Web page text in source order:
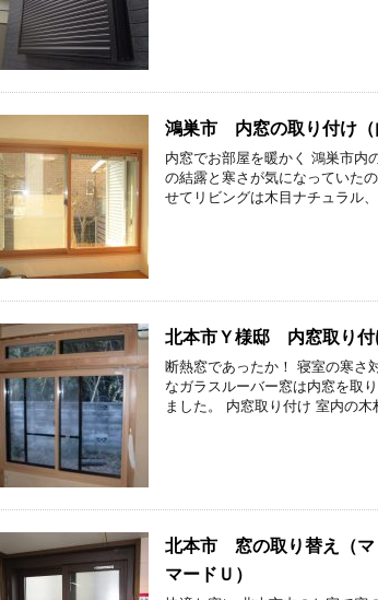
鴻巣市 内窓の取り付け（
内窓でお部屋を暖かく 鴻巣市内
の結露と寒さが気になっていた
せてリビングは木目ナチュラル、
北本市Ｙ様邸 内窓取り付
断熱窓であったか！ 寝室の寒さ
なガラスルーバー窓は内窓を取
ました。 内窓取り付け 室内の木
北本市 窓の取り替え（マ
マードＵ）